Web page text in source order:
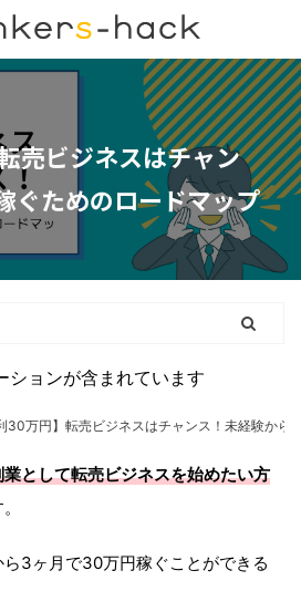
売ビジネスはチャン
ぐためのロードマップ
ションが含まれています
30万円】転売ビジネスはチャンス！未経験から
として転売ビジネスを始めたい方
3ヶ月で30万円稼ぐことができる